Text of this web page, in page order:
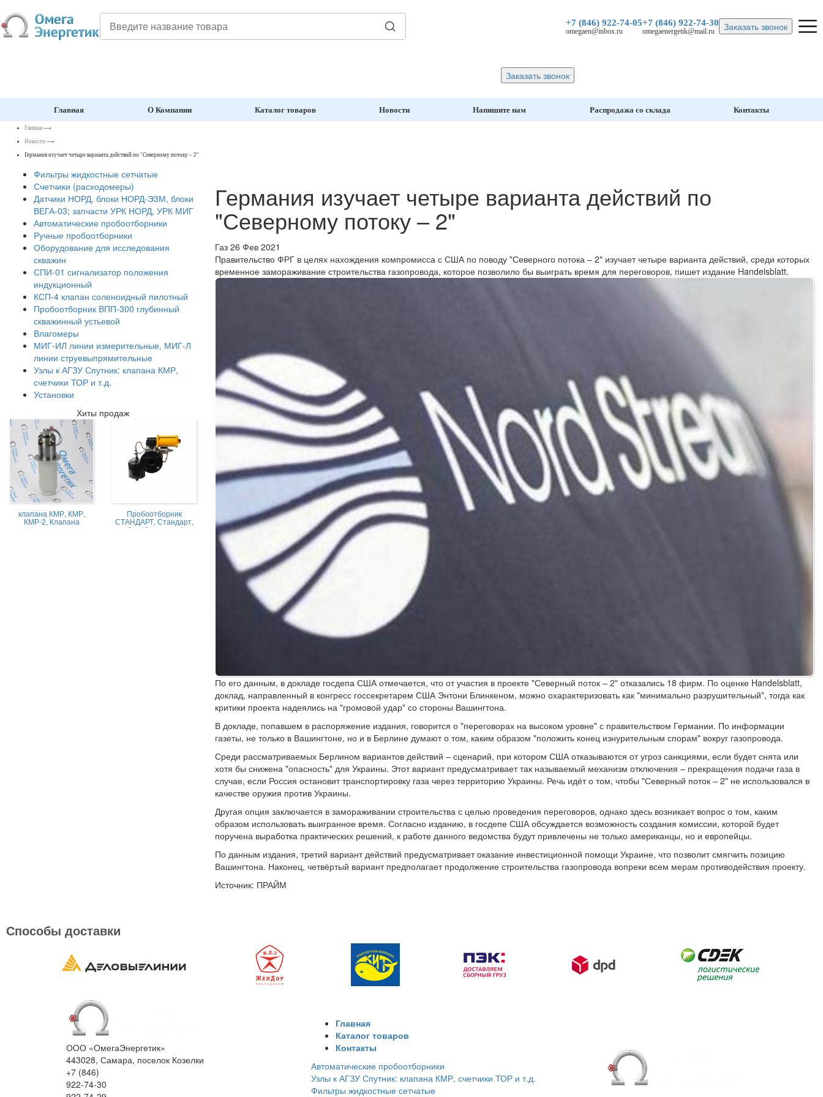
+7 (846) 922-74-05
omegaen@inbox.ru
+7 (846) 922-74-30
omegaenergetik@mail.ru Заказать звонок
Заказать звонок
Главная О Компании Каталог товаров Новости Напишите нам Распродажа со склада Контакты
Главная ⟶
Новости ⟶
Германия изучает четыре варианта действий по "Северному потоку – 2"
Германия изучает четыре варианта действий по
"Северному потоку – 2"
Газ 26 Фев 2021
Правительство ФРГ в целях нахождения компромисса с США по поводу "Северного потока – 2" изучает четыре варианта действий, среди которых
временное замораживание строительства газопровода, которое позволило бы выиграть время для переговоров, пишет издание Handelsblatt.
По его данным, в докладе госдепа США отмечается, что от участия в проекте "Северный поток – 2" отказались 18 фирм. По оценке Handelsblatt,
доклад, направленный в конгресс госсекретарем США Энтони Блинкеном, можно охарактеризовать как "минимально разрушительный", тогда как
критики проекта надеялись на "громовой удар" со стороны Вашингтона.
В докладе, попавшем в распоряжение издания, говорится о "переговорах на высоком уровне" с правительством Германии. По информации
газеты, не только в Вашингтоне, но и в Берлине думают о том, каким образом "положить конец изнурительным спорам" вокруг газопровода.
Среди рассматриваемых Берлином вариантов действий – сценарий, при котором США отказываются от угроз санкциями, если будет снята или
хотя бы снижена "опасность" для Украины. Этот вариант предусматривает так называемый механизм отключения – прекращения подачи газа в
случае, если Россия остановит транспортировку газа через территорию Украины. Речь идёт о том, чтобы "Северный поток – 2" не использовался в
качестве оружия против Украины.
Другая опция заключается в замораживании строительства с целью проведения переговоров, однако здесь возникает вопрос о том, каким
образом использовать выигранное время. Согласно изданию, в госдепе США обсуждается возможность создания комиссии, которой будет
поручена выработка практических решений, к работе данного ведомства будут привлечены не только американцы, но и европейцы.
По данным издания, третий вариант действий предусматривает оказание инвестиционной помощи Украине, что позволит смягчить позицию
Вашингтона. Наконец, четвёртый вариант предполагает продолжение строительства газопровода вопреки всем мерам противодействия проекту.
Источник: ПРАЙМ
Фильтры жидкостные сетчатые
Счетчики (расходомеры)
Датчики НОРД, блоки НОРД-Э3М, блоки
ВЕГА-03; запчасти УРК НОРД, УРК МИГ
Автоматические пробоотборники
Ручные пробоотборники
Оборудование для исследования
скважин
СПИ-01 сигнализатор положения
индукционный
КСП-4 клапан соленоидный пилотный
Пробоотборник ВПП-300 глубинный
скважинный устьевой
Влагомеры
МИГ-ИЛ линии измерительные, МИГ-Л
линии струевыпрямительные
Узлы к АГЗУ Спутник: клапана КМР,
счетчики ТОР и т.д.
Установки
Хиты продаж
клапана КМР, КМР,
КМР-2, Клапана
магниторегулируемые
Пробоотборник
СТАНДАРТ, Стандарт,
пробоотборник нефти,
Способы доставки
ООО «ОмегаЭнергетик»
443028, Самара, поселок Козелки
+7 (846)
922-74-30
Главная
Каталог товаров
Контакты
Автоматические пробоотборники
Узлы к АГЗУ Спутник: клапана КМР, счетчики ТОР и т.д.
Фильтры жидкостные сетчатые